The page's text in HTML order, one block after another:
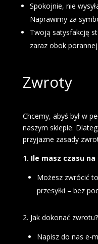
Spokojnie, nie
Naprawimy za
Twoją satysfakcję
zaraz obok
Zwroty
Chcemy, abyś był w
naszym sklepie.
przyjazne zasady
1. Ile masz czasu
Możesz zwrócić
przesyłki – bez
2. Jak dokonać zwrotu?
Napisz do nas e-